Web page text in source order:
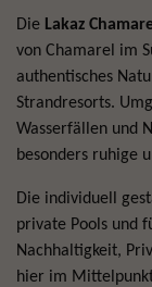
Die Lakaz
von Chamarel im
authentisches
Strandresorts.
Wasserfällen und
besonders ruhige
Die individuell
private Pools und
Nachhaltigkeit,
hier im